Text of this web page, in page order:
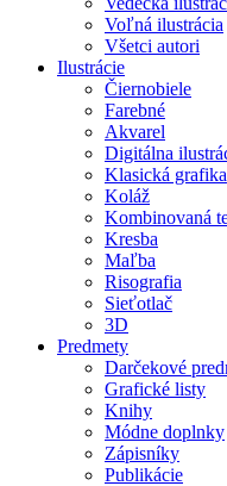
Voľná ilustrácia
Všetci autori
Ilustrácie
Čiernobiele
Farebné
Akvarel
Digitálna
Klasická grafika
Koláž
Kombinovaná
Kresba
Maľba
Risografia
Sieťotlač
3D
Predmety
Darčekové
Grafické listy
Knihy
Módne doplnky
Zápisníky
Publikácie